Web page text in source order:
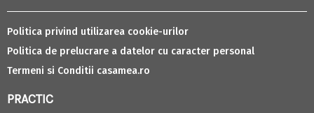
Politica privind utilizarea cookie-urilor
Politica de prelucrare a datelor cu caracter personal
Termeni si Conditii casamea.ro
PRACTIC